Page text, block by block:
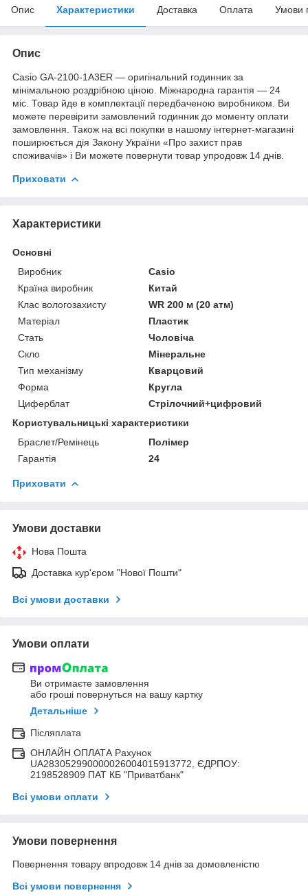
Опис Характеристики Доставка Оплата Умови
Опис
Casio GA-2100-1A3ER — оригінальний годинник за
мінімальною роздрібною ціною. Міжнародна гарантія — 24
міс. Товар йде в комплектації передбаченою виробником. Ви
можете перевірити замовлений годинник до моменту оплати
замовлення. Також на всі покупки в нашому інтернет-магазині
поширюється дія Закону України «Про захист прав
споживачів» і Ви можете повернути товар упродовж 14 днів.
Приховати
Характеристики
Основні
Виробник
Casio
Країна виробник
Китай
Клас вологозахисту
WR 200 м (20 атм)
Матеріал
Пластик
Стать
Чоловіча
Скло
Мінеральне
Тип механізму
Кварцовий
Форма
Кругла
Циферблат
Стрілочний+цифровий
Користувальницькі характеристики
Браслет/Ремінець
Полімер
Гарантія
24
Приховати
Умови доставки
Нова Пошта
Доставка кур'єром "Нової Пошти"
Всі умови доставки
Умови оплати
Ви отримаєте замовлення
або гроші повернуться на вашу картку
Детальніше
Післяплата
ОНЛАЙН ОПЛАТА Рахунок
UA283052990000026004015913772, ЄДРПОУ:
2198528909 ПАТ КБ "Приватбанк"
Всі умови оплати
Умови повернення
Повернення товару впродовж 14 днів за домовленістю
Всі умови повернення